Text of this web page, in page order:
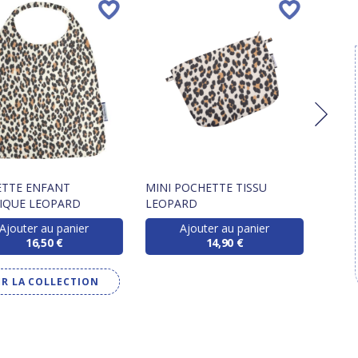
ENFANT
LEOPARD
Ajouter au panier
16,50 €
MINI POCHETTE TISSU
LEOPARD
Ajouter au panier
14,90 €
LA COLLECTION